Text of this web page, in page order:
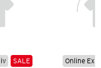
SALE Online